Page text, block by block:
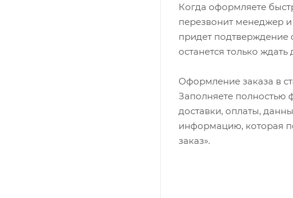
Когда оформляете
перезвонит менеджер и
придет подтверждение
останется только
Оформление заказа в
Заполняете полностью
доставки, оплаты,
информацию, которая
заказ».